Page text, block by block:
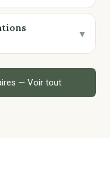
▾
— Voir tout